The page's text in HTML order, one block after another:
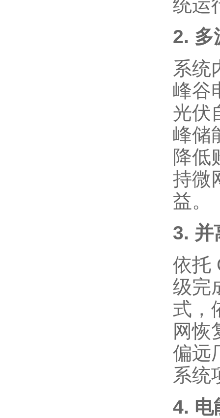
统运
2. 多
系统
峰谷
光伏
峰储
降低
持微
益。
3. 并
依托
级完
式，
网恢
偏远
系统
4. 电